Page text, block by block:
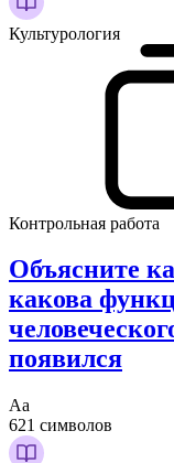
Культурология
Контрольная работа
Объясните
какова
появился
Аа
621 символов